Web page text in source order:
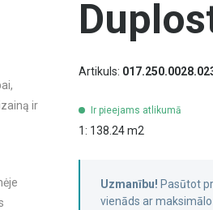
ir
Artikuls:
Ir pieejams atlikumā
1: 138.24 m2
Uzmanību! Pasūtot
vienāds ar